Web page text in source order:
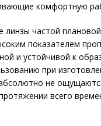
комфортную
частой
показателем
и устойчивой к
при
не
всего